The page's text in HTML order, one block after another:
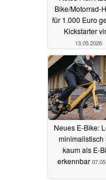
Bike/Motorrad-
für 1.000 Euro
Kickstarter
13.05.2026
Neues E-Bike:
minimalistisch
kaum als E-
erkennbar